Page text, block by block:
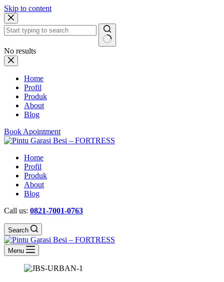
Skip to content
No results
Home
Profil
Produk
About
Blog
Book Apointment
Home
Profil
Produk
About
Blog
Call us: 0821-7001-0763
Search
Menu